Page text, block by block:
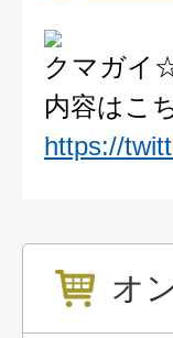
オ
クマガイ
内容はこ
https://